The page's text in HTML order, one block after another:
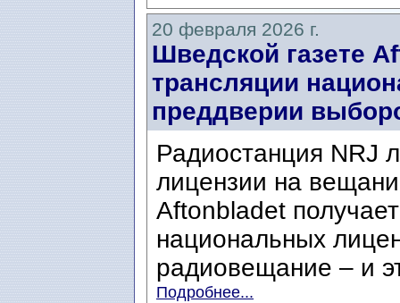
20 февраля 2026 г.
Шведской газете
трансляции
преддверии
Радиостанция NRJ
лицензии на
Aftonbladet
национальных
радиовещание – и
Подробнее...